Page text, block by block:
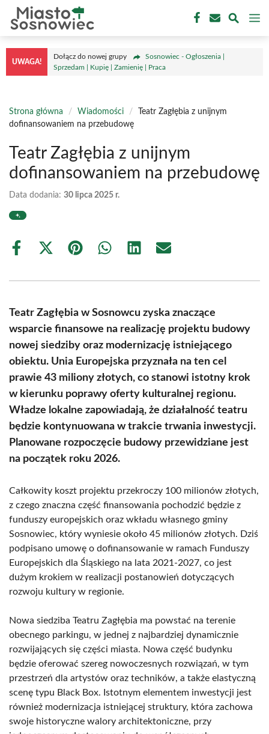
Przejdź
treści
UWAGA!
Dołącz do nowej grupy
Sosnowiec - Ogłoszenia |
Sprzedam | Kupię | Zamienię | Praca
Strona główna / Wiadomości /
Teatr Zagłębia z unijnym
dofinansowaniem na przebudowę
Teatr Zagłębia z unijnym
dofinansowaniem na przebudowę
Data dodania: 30 lipca 2025 r.
Share
Share
(Twitter)
Share Share Share Share
Teatr Zagłębia w Sosnowcu zyska znaczące
wsparcie finansowe na realizację projektu budowy
nowej siedziby oraz modernizację istniejącego
obiektu. Unia Europejska przyznała na ten cel
prawie 43 miliony złotych, co stanowi istotny krok
w kierunku poprawy oferty kulturalnej regionu.
Władze lokalne zapowiadają, że działalność teatru
będzie kontynuowana w trakcie trwania inwestycji.
Planowane rozpoczęcie budowy przewidziane jest
na początek roku 2026.
Całkowity koszt projektu przekroczy 100 milionów złotych,
z czego znaczna część finansowania pochodzić będzie z
funduszy europejskich oraz wkładu własnego gminy
Sosnowiec, który wyniesie około 45 milionów złotych. Dziś
podpisano umowę o dofinansowanie w ramach Funduszy
Europejskich dla Śląskiego na lata 2021-2027, co jest
dużym krokiem w realizacji postanowień dotyczących
rozwoju kultury w regionie.
Nowa siedziba Teatru Zagłębia ma powstać na terenie
obecnego parkingu, w jednej z najbardziej dynamicznie
rozwijających się części miasta. Nowa część budynku
będzie oferować szereg nowoczesnych rozwiązań, w tym
przestrzeń dla artystów oraz techników, a także elastyczną
scenę typu Black Box. Istotnym elementem inwestycji jest
również modernizacja istniejącej struktury, która zachowa
swoje historyczne walory architektoniczne, przy